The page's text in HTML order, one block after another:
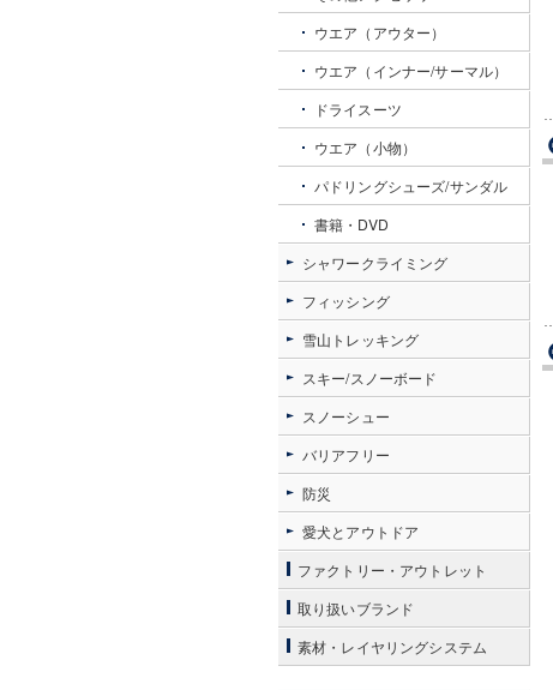
ウエア（アウター）
ウエア（インナー/サーマル）
ドライスーツ
ウエア（小物）
パドリングシューズ/サンダル
書籍・DVD
シャワークライミング
フィッシング
雪山トレッキング
スキー/スノーボード
スノーシュー
バリアフリー
防災
愛犬とアウトドア
ファクトリー・アウトレット
取り扱いブランド
素材・レイヤリングシステム